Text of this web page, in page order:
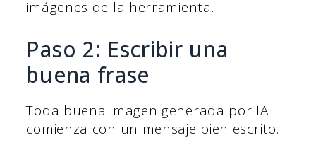
imágenes de la herramienta.
Paso 2: Escribir una
buena frase
Toda buena imagen generada por IA
comienza con un mensaje bien escrito.